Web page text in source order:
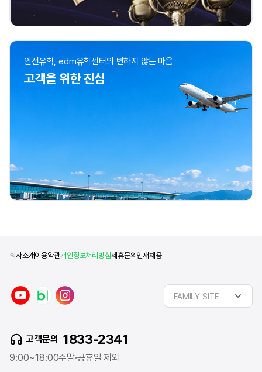
안전유학, edm유학센터의 변하지 않는 마음
고객을 위한 진심
회사소개이용약관개인정보처리방침제휴문의인재채용
u
n
a
r
l
a
FAMILY SITE
고객문의 1833-2341
9:00~18:00주말·공휴일 제외